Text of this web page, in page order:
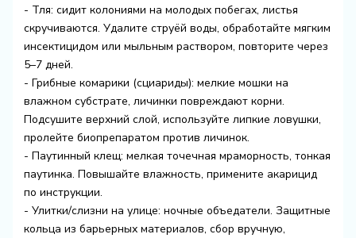
- Тля: сидит колониями на молодых побегах, листья
скручиваются. Удалите струёй воды, обработайте мягким
инсектицидом или мыльным раствором, повторите через
5–7 дней.
- Грибные комарики (сциариды): мелкие мошки на
влажном субстрате, личинки повреждают корни.
Подсушите верхний слой, используйте липкие ловушки,
пролейте биопрепаратом против личинок.
- Паутинный клещ: мелкая точечная мраморность, тонкая
паутинка. Повышайте влажность, примените акарицид
по инструкции.
- Улитки/слизни на улице: ночные объедатели. Защитные
кольца из барьерных материалов, сбор вручную,